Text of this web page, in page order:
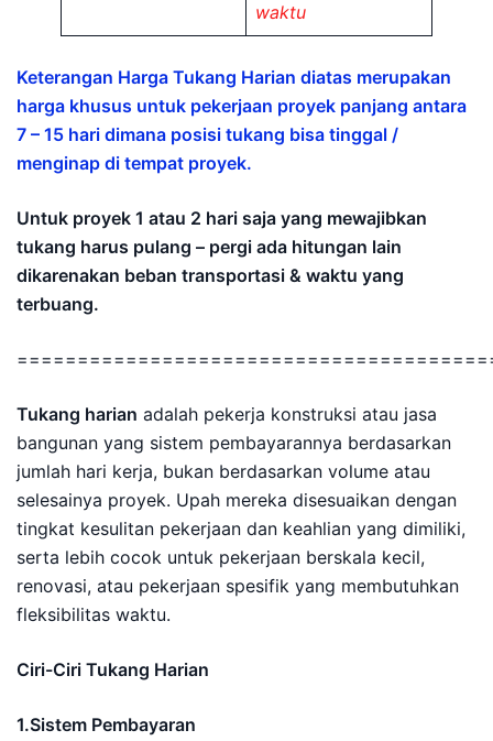
waktu
Keterangan Harga Tukang Harian diatas merupakan
harga khusus untuk pekerjaan proyek panjang antara
7 – 15 hari dimana posisi tukang bisa tinggal /
menginap di tempat proyek.
Untuk proyek 1 atau 2 hari saja yang mewajibkan
tukang harus pulang – pergi ada hitungan lain
dikarenakan beban transportasi & waktu yang
terbuang.
Tukang harian adalah pekerja konstruksi atau jasa
bangunan yang sistem pembayarannya berdasarkan
jumlah hari kerja, bukan berdasarkan volume atau
selesainya proyek. Upah mereka disesuaikan dengan
tingkat kesulitan pekerjaan dan keahlian yang dimiliki,
serta lebih cocok untuk pekerjaan berskala kecil,
renovasi, atau pekerjaan spesifik yang membutuhkan
fleksibilitas waktu.
Ciri-Ciri Tukang Harian
1.Sistem Pembayaran